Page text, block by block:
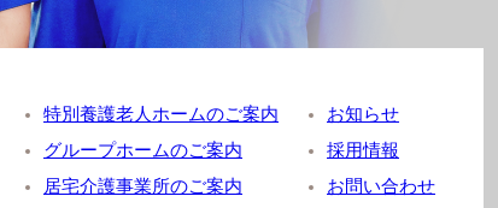
特別養護老人ホームのご案内
グループホームのご案内
居宅介護事業所のご案内
お知らせ
採用情報
お問い合わせ